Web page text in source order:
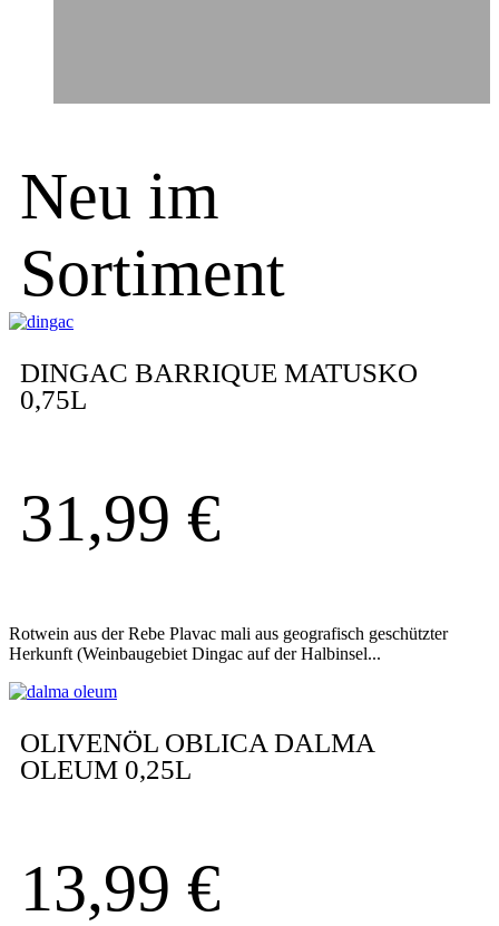
Neu im
Sortiment
DINGAC BARRIQUE MATUSKO
0,75L
31,99 €
Rotwein aus der Rebe Plavac mali aus geografisch geschützter
Herkunft (Weinbaugebiet Dingac auf der Halbinsel...
OLIVENÖL OBLICA DALMA
OLEUM 0,25L
13,99 €